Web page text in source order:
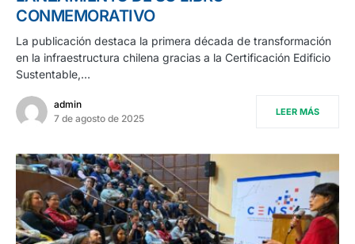
CONMEMORATIVO
La publicación destaca la primera década de transformación
en la infraestructura chilena gracias a la Certificación Edificio
Sustentable,…
admin
7 de agosto de 2025
LEER MÁS